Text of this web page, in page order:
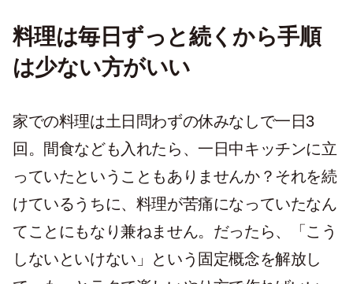
料理は毎日ずっと続くから手順
は少ない方がいい
家での料理は土日問わずの休みなしで一日3
回。間食なども入れたら、一日中キッチンに立
っていたということもありませんか？それを続
けているうちに、料理が苦痛になっていたなん
てことにもなり兼ねません。だったら、「こう
しないといけない」という固定概念を解放し